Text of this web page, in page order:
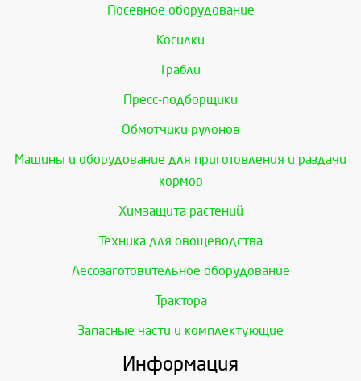
Посевное оборудование
Косилки
Грабли
Пресс-подборщики
Обмотчики рулонов
Машины и оборудование для приготовления и раздачи
кормов
Химзащита растений
Техника для овощеводства
Лесозаготовительное оборудование
Трактора
Запасные части и комплектующие
Информация